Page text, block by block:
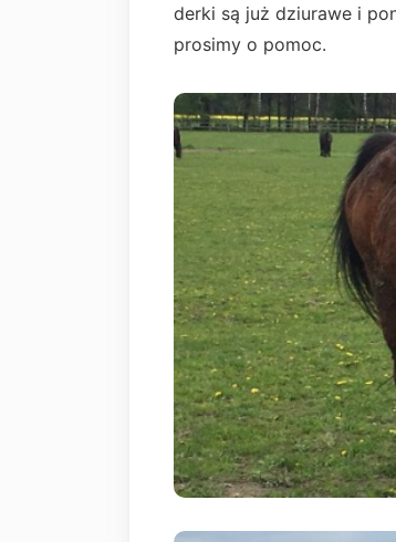
derki są już dziurawe i
prosimy o pomoc.